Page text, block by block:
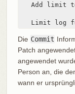
Add limit
Limit log
Die Commit
Patch
angewendet
Person an, die
wann er